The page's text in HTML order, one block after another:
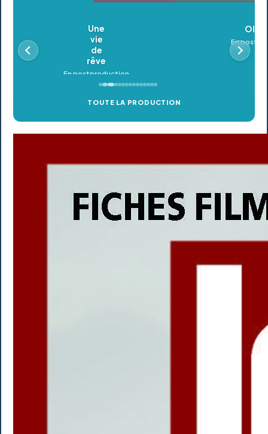
Oldeupe
En postproduction
TOUTE LA PRODUCTION